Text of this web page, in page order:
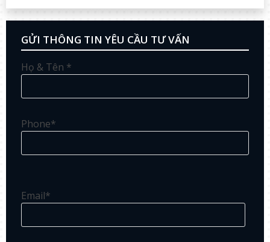
GỬI THÔNG TIN YÊU CẦU TƯ VẤN
Họ & Tên *
Phone*
Email*